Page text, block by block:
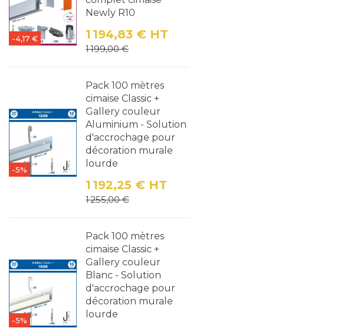
-4,17 €
Newly R10
Prix
1 194,83 € HT
Prix de base
1 199,00 €
-5%
Pack 100 mètres
cimaise Classic +
Gallery couleur
Aluminium - Solution
d'accrochage pour
décoration murale
lourde
Prix
1 192,25 € HT
Prix de base
1 255,00 €
-5%
Pack 100 mètres
cimaise Classic +
Gallery couleur
Blanc - Solution
d'accrochage pour
décoration murale
lourde